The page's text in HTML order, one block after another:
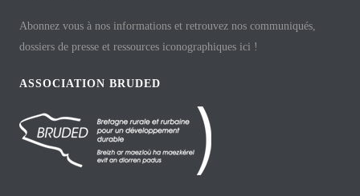
Abonnez vous à nos informations et retrouvez nos communiqués,
dossiers de presse et ressources iconographiques ici !
ASSOCIATION BRUDED